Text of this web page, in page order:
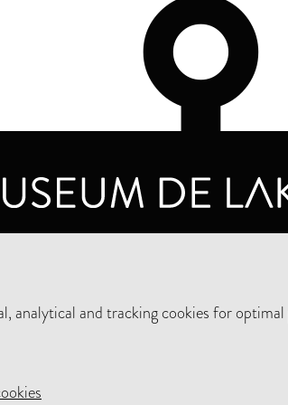
analytical and tracking cookies for